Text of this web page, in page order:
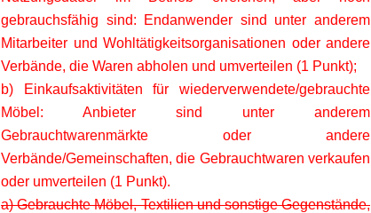
gebrauchsfähig sind: Endanwender sind unter anderem
Mitarbeiter und Wohltätigkeitsorganisationen oder andere
Verbände, die Waren abholen und umverteilen (1 Punkt);
b) Einkaufsaktivitäten für wiederverwendete/gebrauchte
Möbel: Anbieter sind unter anderem
Gebrauchtwarenmärkte oder andere
Verbände/Gemeinschaften, die Gebrauchtwaren verkaufen
oder umverteilen (1 Punkt).
a) Gebrauchte Möbel, Textilien und sonstige Gegenstände,